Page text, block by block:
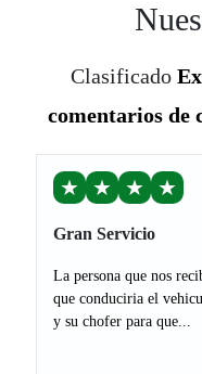
Clasificado
comentarios de
★ ★ ★ ★
Gran Servicio
La persona que nos
que conduciria el
y su chofer para que...